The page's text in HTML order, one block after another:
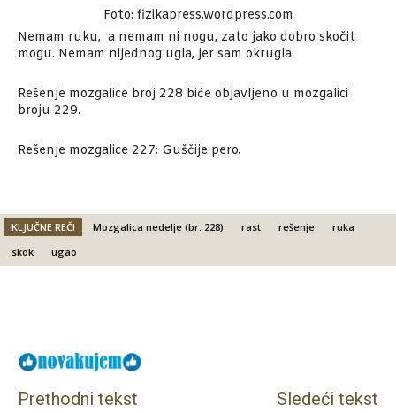
Foto: fizikapress.wordpress.com
Nemam ruku, a nemam ni nogu, zato jako dobro skočit
mogu. Nemam nijednog ugla, jer sam okrugla.
Rešenje mozgalice broj 228 biće objavljeno u mozgalici
broju 229.
Rešenje mozgalice 227: Guščije pero.
KLJUČNE REČI Mozgalica nedelje (br. 228) rast rešenje
ruka
skok
ugao
Prethodni tekst Sledeći tekst